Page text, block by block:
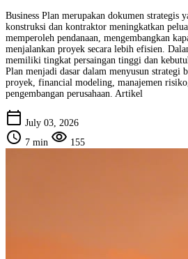
Business Plan merupakan dokumen strategis
konstruksi dan kontraktor meningkatkan
memperoleh pendanaan, mengembangkan
menjalankan proyek secara lebih efisien.
memiliki tingkat persaingan tinggi dan
Plan menjadi dasar dalam menyusun strategi
proyek, financial modeling, manajemen
pengembangan perusahaan. Artikel
calendar_today July 03, 2026
schedule 7 min visibility 155